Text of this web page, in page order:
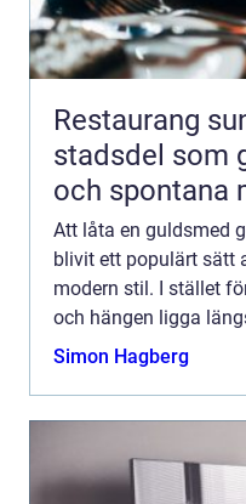
Restaurang
stadsdel som
och spontana
Att låta en guldsmed
blivit ett populärt sätt
modern stil. I stället
och hängen ligga
Simon Hagberg